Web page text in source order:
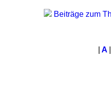
Beiträge zum
A